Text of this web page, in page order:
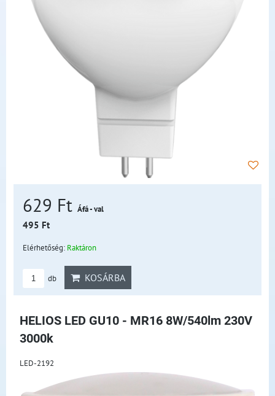
629 Ft Áfá - val
495 Ft
Elérhetőség: Raktáron
db KOSÁRBA
HELIOS LED GU10 - MR16 8W/540lm 230V
3000k
LED-2192